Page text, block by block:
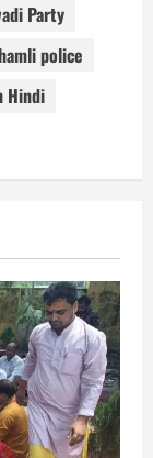
Party
police
Hindi